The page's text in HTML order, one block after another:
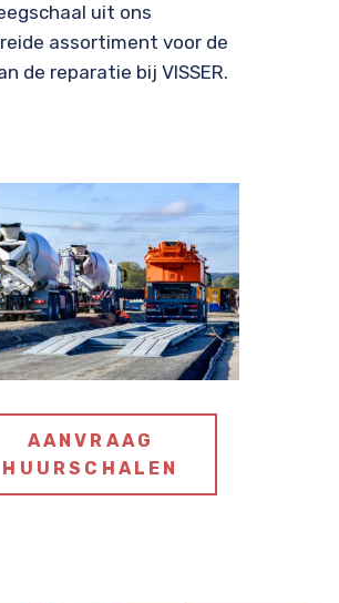
uit ons
assortiment voor de
de reparatie bij VISSER.
AANVRAAG
HUURSCHALEN